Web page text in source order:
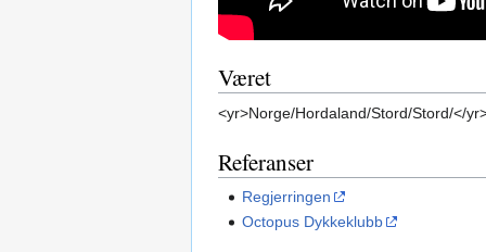
Været
<yr>Norge/Hordaland/Stord/Stord/</
Referanser
Regjerringen
Octopus Dykkeklubb